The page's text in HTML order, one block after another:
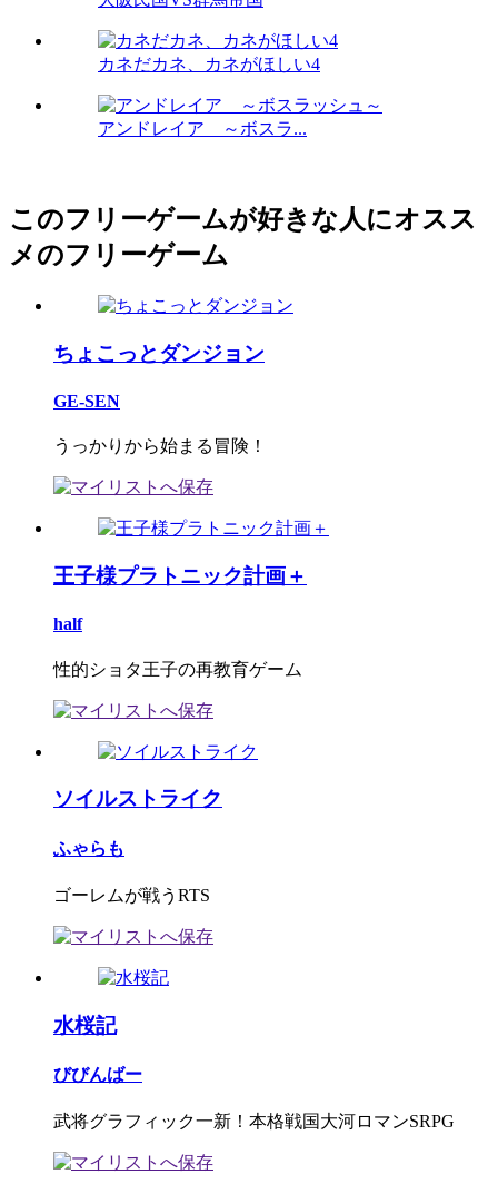
カネだカネ、カネがほしい4
アンドレイア ～ボスラ...
このフリーゲームが好きな人にオスス
メのフリーゲーム
ちょこっとダンジョン
GE-SEN
うっかりから始まる冒険！
王子様プラトニック計画＋
half
性的ショタ王子の再教育ゲーム
ソイルストライク
ふゃらも
ゴーレムが戦うRTS
水桜記
びびんばー
武将グラフィック一新！本格戦国大河ロマンSRPG